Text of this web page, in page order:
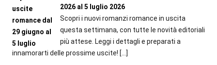
2026 al 5 luglio 2026
Scopri i nuovi romanzi romance in uscita
questa settimana, con tutte le novità editoriali
più attese. Leggi i dettagli e preparati a
innamorarti delle prossime uscite! […]